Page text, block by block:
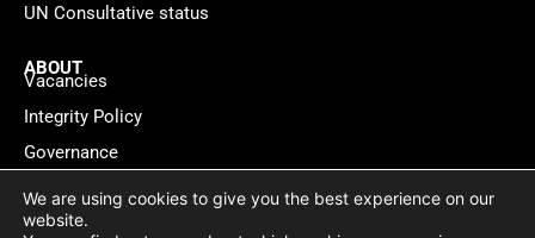
UN Consultative status
ABOUT
Vacancies
Integrity Policy
Governance
Contact
We are using cookies to give you the best experience on our
website.